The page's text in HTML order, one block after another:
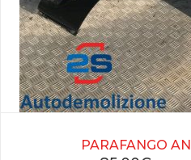
PARAFANGO